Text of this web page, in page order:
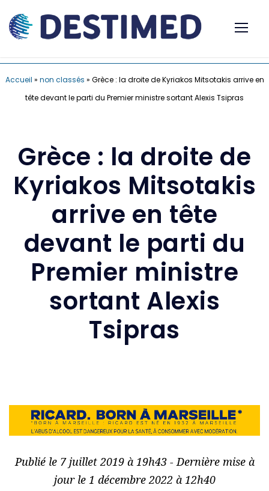
Accueil » non classés » Grèce : la droite de Kyriakos Mitsotakis arrive en
tête devant le parti du Premier ministre sortant Alexis Tsipras
Grèce : la droite de
Kyriakos Mitsotakis
arrive en tête
devant le parti du
Premier ministre
sortant Alexis
Tsipras
Publié le 7 juillet 2019 à 19h43 - Dernière mise à
jour le 1 décembre 2022 à 12h40